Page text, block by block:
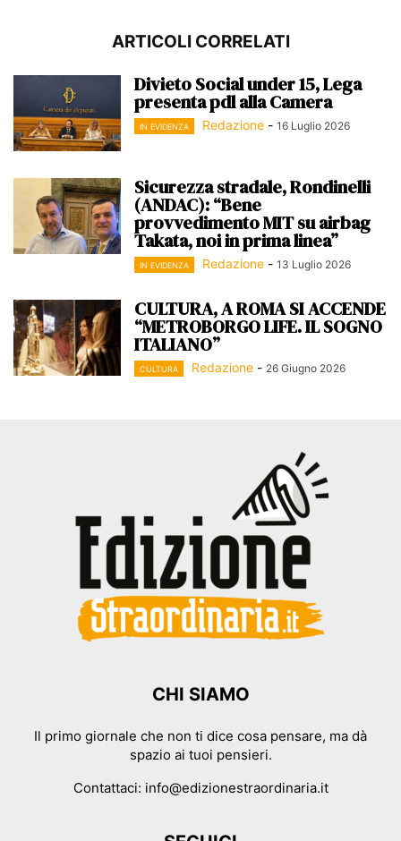
ARTICOLI CORRELATI
Divieto Social under 15, Lega
presenta pdl alla Camera
IN EVIDENZA Redazione - 16 Luglio 2026
Sicurezza stradale, Rondinelli
(ANDAC): “Bene
provvedimento MIT su airbag
Takata, noi in prima linea”
IN EVIDENZA Redazione - 13 Luglio 2026
CULTURA, A ROMA SI ACCENDE
“METROBORGO LIFE. IL SOGNO
ITALIANO”
CULTURA Redazione - 26 Giugno 2026
CHI SIAMO
Il primo giornale che non ti dice cosa pensare, ma dà
spazio ai tuoi pensieri.
Contattaci: info@edizionestraordinaria.it